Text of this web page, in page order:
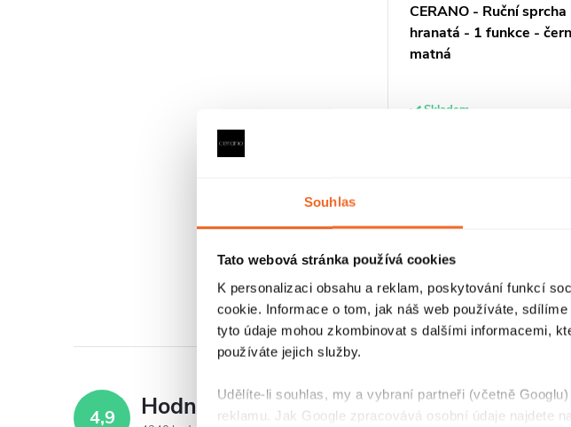
Souhlas
Tato webová stránka používá cookies
K personalizaci obsahu a reklam, poskytování funkcí
cookie. Informace o tom, jak náš web používáte,
tyto údaje mohou zkombinovat s dalšími informacemi,
používáte jejich služby.
Udělíte-li souhlas, my a vybraní partneři (včetně
reklamu. Jak Google zpracovává osobní údaje najdete
CERANO - Ruční sprcha
hranatá - 1 funkce -
matná
Skladem
O
v
l
d
4,9 Hodnocení zákazníků